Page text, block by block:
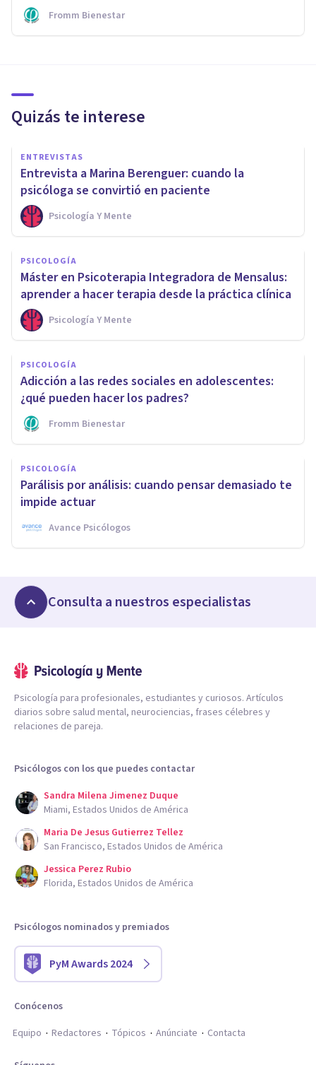
Fromm Bienestar
Quizás te interese
ENTREVISTAS
Entrevista a Marina Berenguer: cuando la
psicóloga se convirtió en paciente
Psicología Y Mente
PSICOLOGÍA
Máster en Psicoterapia Integradora de Mensalus:
aprender a hacer terapia desde la práctica clínica
Psicología Y Mente
PSICOLOGÍA
Adicción a las redes sociales en adolescentes:
¿qué pueden hacer los padres?
Fromm Bienestar
PSICOLOGÍA
Parálisis por análisis: cuando pensar demasiado te
impide actuar
Avance Psicólogos
Consulta a nuestros especialistas
Psicología para profesionales, estudiantes y curiosos. Artículos
diarios sobre salud mental, neurociencias, frases célebres y
relaciones de pareja.
Psicólogos con los que puedes contactar
Sandra Milena Jimenez Duque
Miami, Estados Unidos de América
Maria De Jesus Gutierrez Tellez
San Francisco, Estados Unidos de América
Jessica Perez Rubio
Florida, Estados Unidos de América
Psicólogos nominados y premiados
PyM Awards 2024
Conócenos
Equipo
Redactores Tópicos Anúnciate Contacta